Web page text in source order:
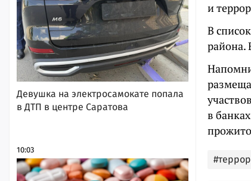
Девушка на электросамокате попала
в ДТП в центре Саратова
10:03
и
В
района.
в